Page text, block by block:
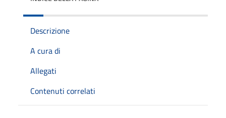
Descrizione
A cura di
Allegati
Contenuti correlati